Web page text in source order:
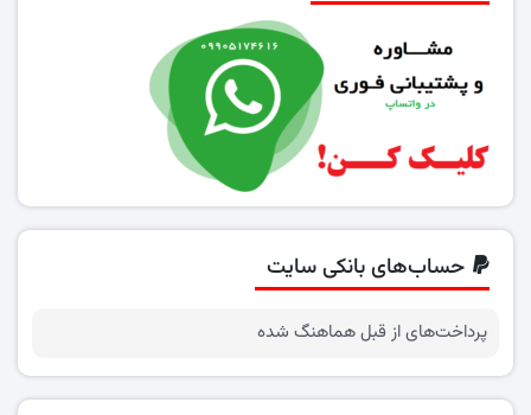
حساب‌های بانکی سایت
پرداخت‌های از قبل هماهنگ شده